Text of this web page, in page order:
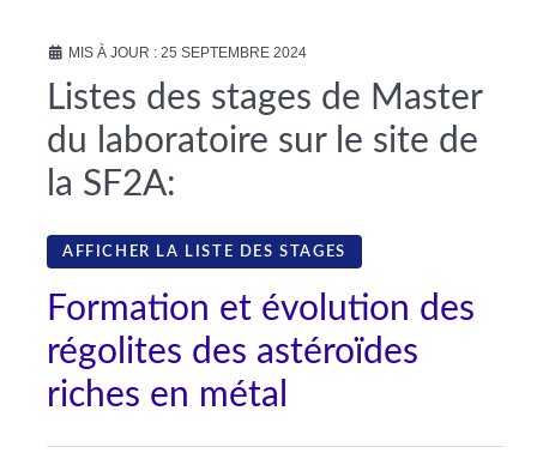
MIS À JOUR : 25 SEPTEMBRE 2024
Listes des stages de Master
du laboratoire sur le site de
la SF2A:
AFFICHER LA LISTE DES STAGES
Formation et évolution des
régolites des astéroïdes
riches en métal